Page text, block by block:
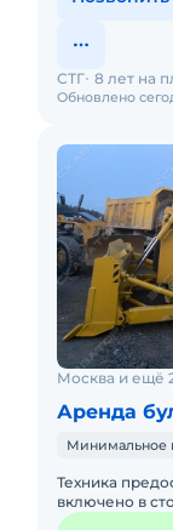
Обновлено
СТГ 8 лет на
Москва и ещё
Аренда
Минимальное
Техника
включено в